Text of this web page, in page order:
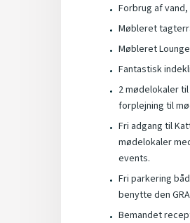
Forbrug af
Møbleret
Møbleret
Fantastisk
2 mødelokaler
forplejning til
Fri adgang til
mødelokaler
events.
Fri parkering
benytte den
Bemandet